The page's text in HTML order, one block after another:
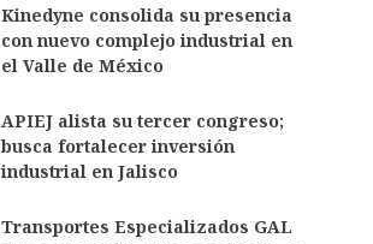
Kinedyne consolida su presencia
con nuevo complejo industrial en
el Valle de México
APIEJ alista su tercer congreso;
busca fortalecer inversión
industrial en Jalisco
Transportes Especializados GAL